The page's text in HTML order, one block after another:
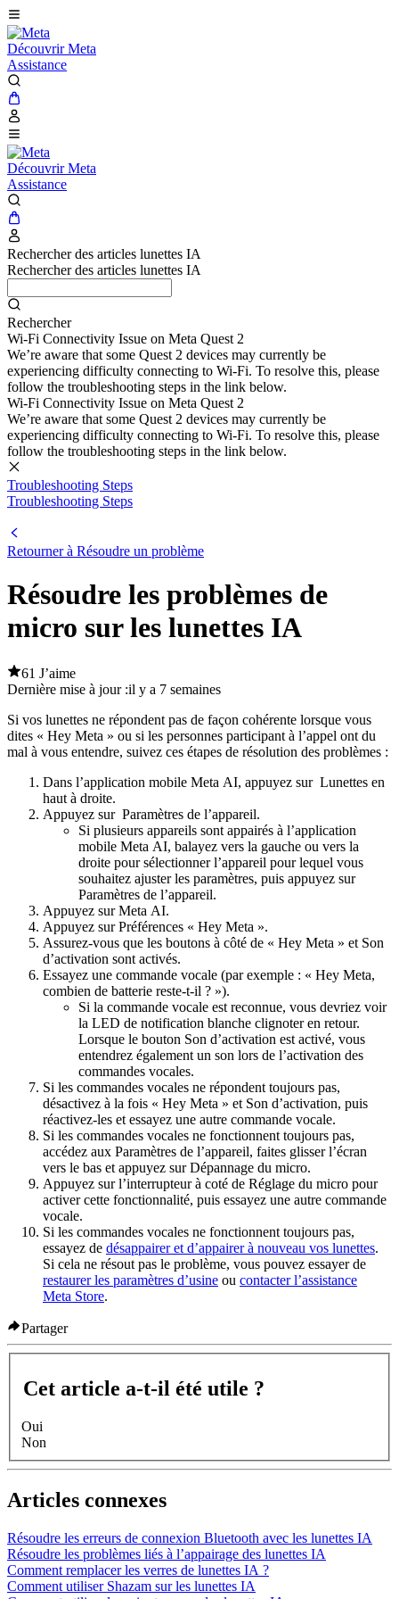
Découvrir Meta
Assistance
Découvrir Meta
Assistance
Rechercher des articles lunettes IA
Rechercher des articles lunettes IA
Rechercher
Wi-Fi Connectivity Issue on Meta Quest 2
We’re aware that some Quest 2 devices may currently be
experiencing difficulty connecting to Wi-Fi. To resolve this, please
follow the troubleshooting steps in the link below.
Wi-Fi Connectivity Issue on Meta Quest 2
We’re aware that some Quest 2 devices may currently be
experiencing difficulty connecting to Wi-Fi. To resolve this, please
follow the troubleshooting steps in the link below.
Troubleshooting Steps
Troubleshooting Steps
Retourner à Résoudre un problème
Résoudre les problèmes de
micro sur les lunettes IA
61 J’aime
Dernière mise à jour :il y a 7 semaines
Si vos lunettes ne répondent pas de façon cohérente lorsque vous
dites « Hey Meta » ou si les personnes participant à l’appel ont du
mal à vous entendre, suivez ces étapes de résolution des problèmes :
Dans l’application mobile Meta AI, appuyez sur Lunettes en
haut à droite.
Appuyez sur Paramètres de l’appareil.
Si plusieurs appareils sont appairés à l’application
mobile Meta AI, balayez vers la gauche ou vers la
droite pour sélectionner l’appareil pour lequel vous
souhaitez ajuster les paramètres, puis appuyez sur
Paramètres de l’appareil.
Appuyez surMeta AI.
Appuyez surPréférences « Hey Meta ».
Assurez-vous que les boutons à côté de « Hey Meta » et Son
d’activation sont activés.
Essayez une commande vocale (par exemple : « Hey Meta,
combien de batterie reste-t-il ? »).
Si la commande vocale est reconnue, vous devriez voir
la LED de notification blanche clignoter en retour.
Lorsque le bouton Son d’activation est activé, vous
entendrez également un son lors de l’activation des
commandes vocales.
Si les commandes vocales ne répondent toujours pas,
désactivez à la fois « Hey Meta » et Son d’activation, puis
réactivez-les et essayez une autre commande vocale.
Si les commandes vocales ne fonctionnent toujours pas,
accédez aux Paramètres de l’appareil, faites glisser l’écran
vers le bas et appuyez surDépannage du micro.
Appuyez sur l’interrupteur à coté de Réglage du micro pour
activer cette fonctionnalité, puis essayez une autre commande
vocale.
Si les commandes vocales ne fonctionnent toujours pas,
essayez de désappairer et d’appairer à nouveau vos lunettes.
Si cela ne résout pas le problème, vous pouvez essayer de
restaurer les paramètres d’usine ou contacter l’assistance
Meta Store.
Partager
Cet article a-t-il été utile ?
Oui
Non
Articles connexes
Résoudre les erreurs de connexion Bluetooth avec les lunettes IA
Résoudre les problèmes liés à l’appairage des lunettes IA
Comment remplacer les verres de lunettes IA ?
Comment utiliser Shazam sur les lunettes IA